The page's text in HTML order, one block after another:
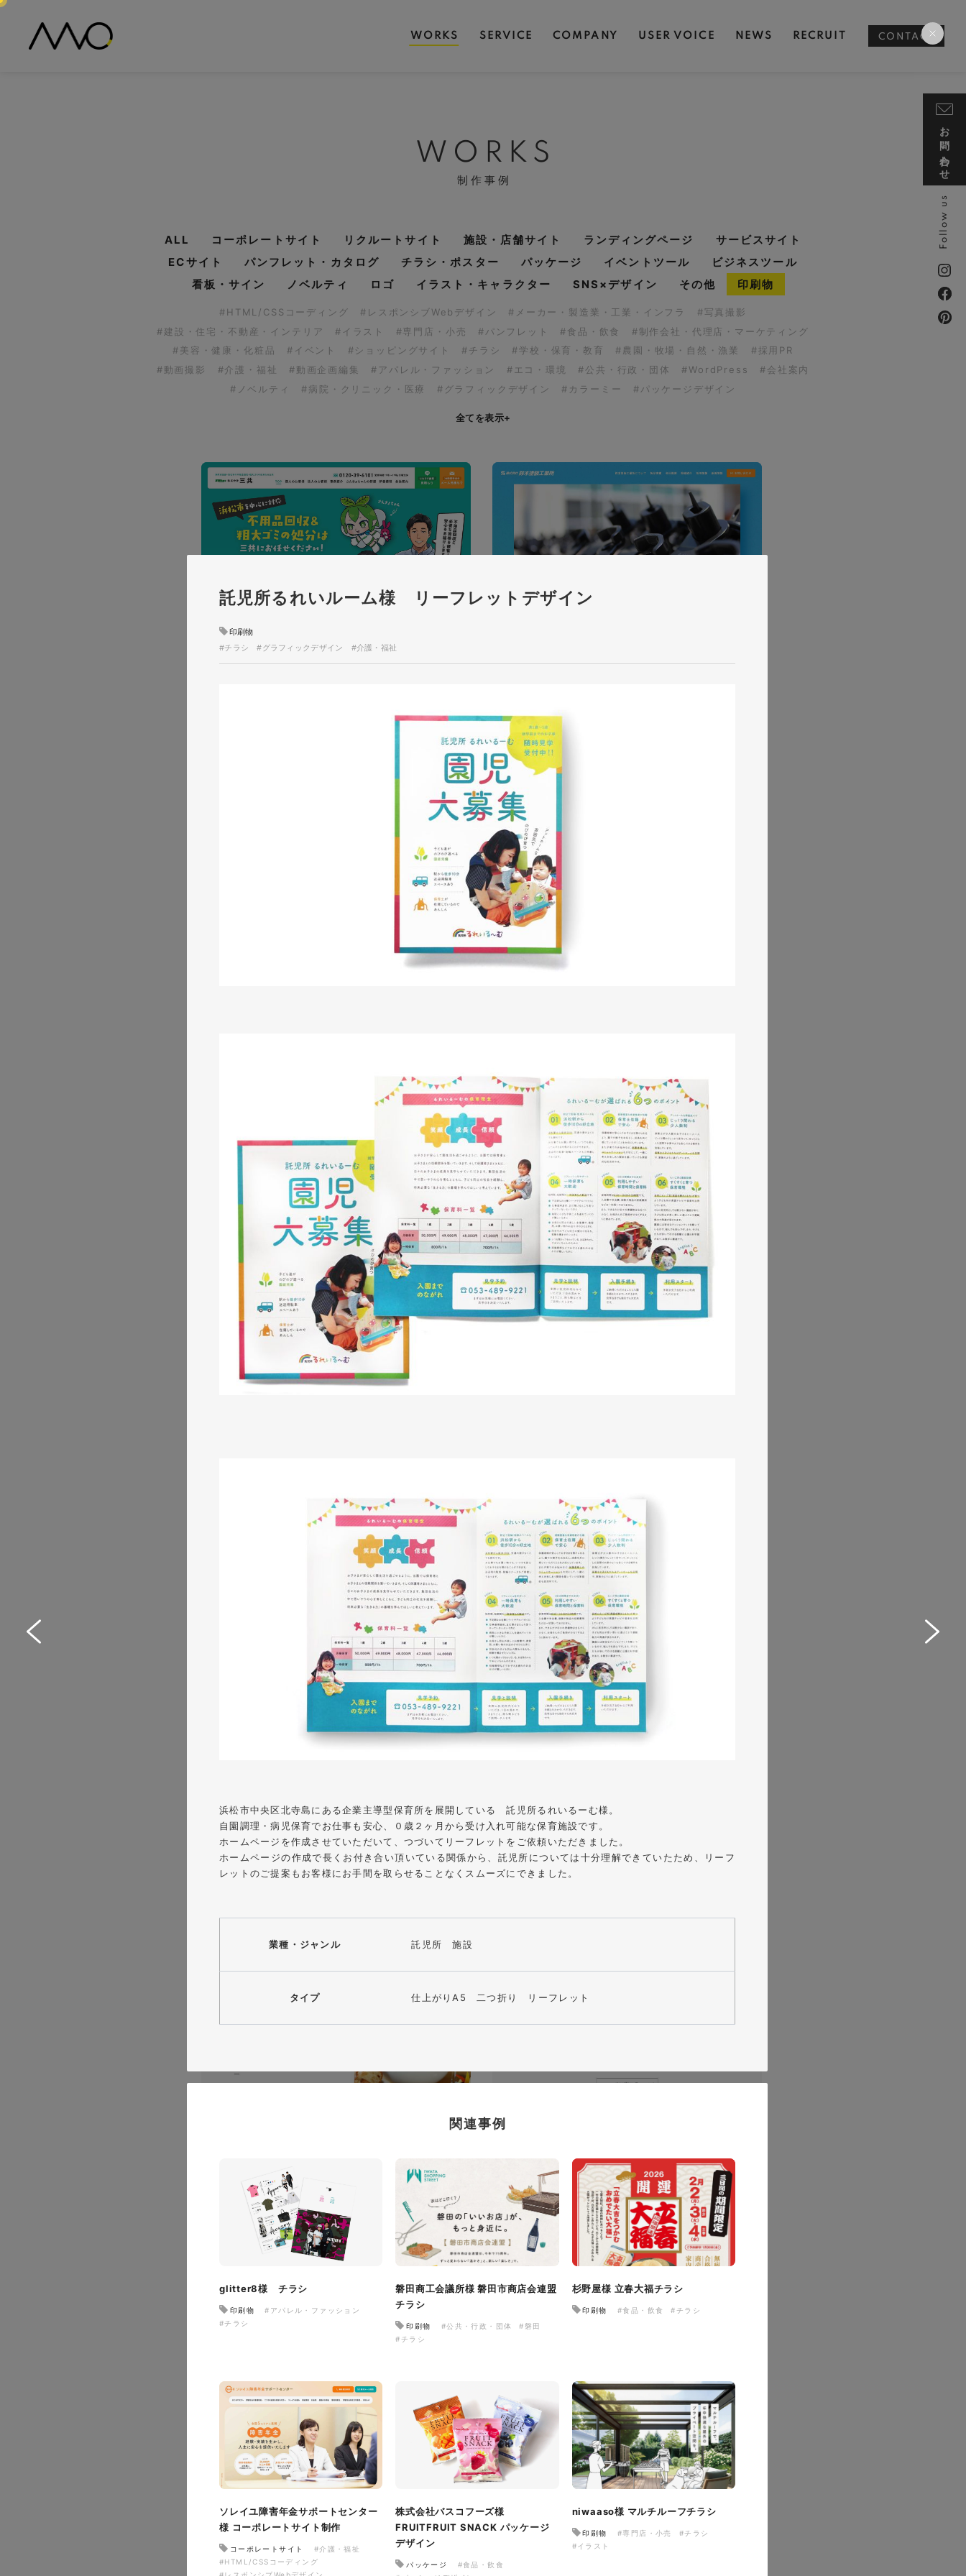
WORKS SERVICE COMPANY USER VOICE NEWS RECRUIT CONTACT
WORKS
制作事例
ALL コーポレートサイト リクルートサイト 施設・店舗サイト ランディングページ
サービスサイト
ECサイト
パンフレット・カタログ チラシ・ポスター パッケージ イベントツール
ビジネスツール
看板・サイン
ノベルティ ロゴ イラスト・キャラクター SNS×デザイン その他 印刷物
#HTML/CSSコーディング #レスポンシブWebデザイン #メーカー・製造業・工業・インフラ
#写真撮影
#建設・住宅・不動産・インテリア
#イラスト #専門店・小売 #パンフレット #食品・飲食
#制作会社・代理店・マーケティング
#美容・健康・化粧品
#イベント #ショッピングサイト #チラシ #学校・保育・教育 #農園・牧場・自然・漁業
#採用PR
#動画撮影
#介護・福祉 #動画企画編集 #アパレル・ファッション #エコ・環境 #公共・行政・団体 #WordPress
#会社案内
#ノベルティ
#病院・クリニック・医療 #グラフィックデザイン #カラーミー #パッケージデザイン
全てを表示+
コーポレートサイト
#メーカー・製造業・工業・インフラ
#HTML/CSSコーディング
#レスポンシブWebデザイン
Web制作サポートシステム「ウェブサポ」 サービスサ
イタヤマチバル様 イメージキャラクター
イラスト・キャラクター #食品・飲食
イタヤマチバル様 店舗サイト制作
#HTML/CSSコーディング
#レスポンシブWebデザイン
託児所るれいルーム様 リーフレットデザイン
印刷物
#チラシ
#グラフィックデザイン #介護・福祉
浜松市中央区北寺島にある企業主導型保育所を展開している 託児所るれいるーむ様。
自園調理・病児保育でお仕事も安心、０歳２ヶ月から受け入れ可能な保育施設です。
ホームページを作成させていただいて、つづいてリーフレットをご依頼いただきました。
ホームページの作成で長くお付き合い頂いている関係から、託児所については十分理解できていたため、リーフ
レットのご提案もお客様にお手間を取らせることなくスムーズにできました。
業種・ジャンル 託児所 施設
タイプ 仕上がりA5 二つ折り リーフレット
関連事例
glitter8様 チラシ
印刷物
#アパレル・ファッション
#チラシ
磐田商工会議所様 磐田市商店会連盟
チラシ
印刷物 #公共・行政・団体
#磐田
#チラシ
杉野屋様 立春大福チラシ
印刷物 #食品・飲食 #チラシ
ソレイユ障害年金サポートセンター
様 コーポレートサイト制作
コーポレートサイト
#介護・福祉
#HTML/CSSコーディング
株式会社バスコフーズ様
FRUITFRUIT SNACK パッケージ
デザイン
パッケージ
#食品・飲食
niwaaso様 マルチルーフチラシ
印刷物 #専門店・小売
#チラシ
#イラスト
お問い合わせ
Follow us